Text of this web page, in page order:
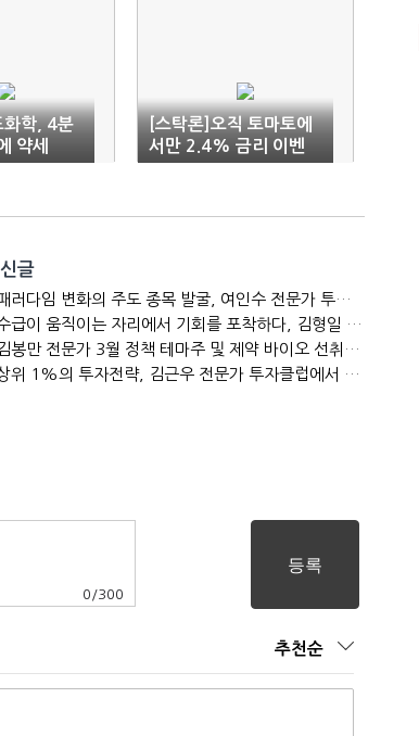
화학, 4분
약세
[스탁론]오직 토마토에
서만 2.4% 금리 이벤
트!
글
[이토마토] 패러다임 변화의 주도 종목 발굴, 여인수 전문가 투자클럽
[이토마토] 수급이 움직이는 자리에서 기회를 포착하다, 김형일 전문가 투자클럽
[이토마토] 김봉만 전문가 3월 정책 테마주 및 제약 바이오 선취매 전략 아카데미 3/5(목) 2부 진행
[이토마토] 상위 1%의 투자전략, 김근우 전문가 투자클럽에서 확인하세요
0 /300
추천순